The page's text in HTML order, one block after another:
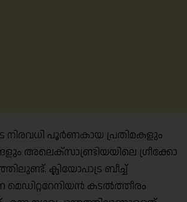
നിരവധി പൂർണകായ പ്രതിമകളും
അലെക്‌സാണ്ട്രിയയിലെ ഗ്രീക്കോ
ക്ലിയോപാട്ര ബീച്ച്
മെഡിറ്ററേനിയൻ കടൽത്തീരം